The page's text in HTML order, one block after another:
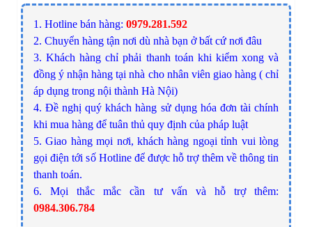
1. Hotline bán hàng: 0979.281.592
2. Chuyển hàng tận nơi dù nhà bạn ở bất cứ nơi đâu
3. Khách hàng chỉ phải thanh toán khi kiểm xong và
đồng ý nhận hàng tại nhà cho nhân viên giao hàng ( chỉ
áp dụng trong nội thành Hà Nội)
4. Đề nghị quý khách hàng sử dụng hóa đơn tài chính
khi mua hàng để tuân thủ quy định của pháp luật
5. Giao hàng mọi nơi, khách hàng ngoại tỉnh vui lòng
gọi điện tới số Hotline để được hỗ trợ thêm về thông tin
thanh toán.
6. Mọi thắc mắc cần tư vấn và hỗ trợ thêm:
0984.306.784